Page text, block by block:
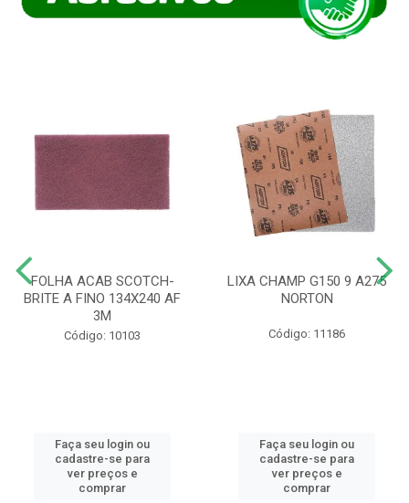
FOLHA ACAB SCOTCH-
BRITE A FINO 134X240 AF
3M
Código: 10103
Faça seu login ou
cadastre-se para
ver preços e
comprar
LIXA CHAMP G150 9 A275
NORTON
Código: 11186
Faça seu login ou
cadastre-se para
ver preços e
comprar